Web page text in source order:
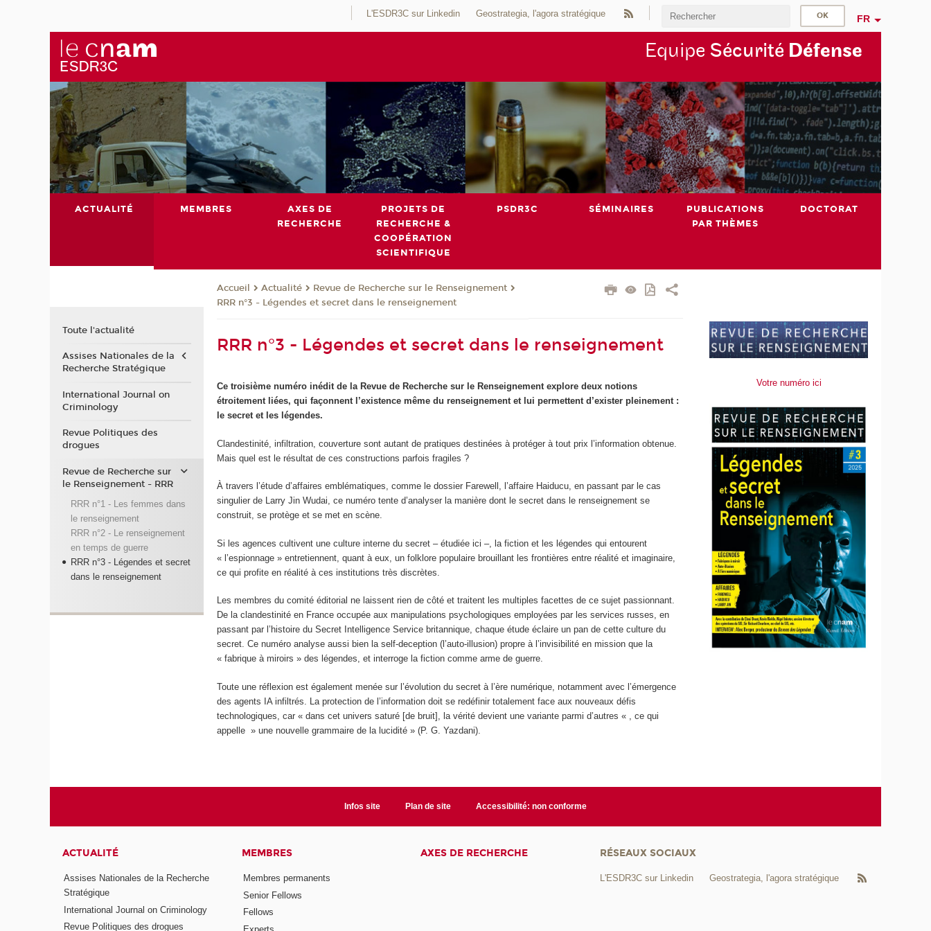
L'ESDR3C sur Linkedin Geostrategia, l'agora stratégique FR
Equipe Sécurité Défense
ACTUALITÉ MEMBRES
AXES DE
RECHERCHE
PROJETS DE
RECHERCHE &
COOPÉRATION
SCIENTIFIQUE
PSDR3C SÉMINAIRES
PUBLICATIONS
PAR THÈMES
DOCTORAT
Accueil Actualité
Revue de Recherche sur le Renseignement
RRR n°3 - Légendes et secret dans le renseignement
RRR n°3 - Légendes et secret dans le renseignement
Ce troisième numéro inédit de la Revue de Recherche sur le Renseignement explore deux notions
étroitement liées, qui façonnent l’existence même du renseignement et lui permettent d’exister pleinement :
le secret et les légendes.
Clandestinité, infiltration, couverture sont autant de pratiques destinées à protéger à tout prix l’information obtenue.
Mais quel est le résultat de ces constructions parfois fragiles ?
À travers l’étude d’affaires emblématiques, comme le dossier Farewell, l’affaire Haiducu, en passant par le cas
singulier de Larry Jin Wudai, ce numéro tente d’analyser la manière dont le secret dans le renseignement se
construit, se protège et se met en scène.
Si les agences cultivent une culture interne du secret – étudiée ici –, la fiction et les légendes qui entourent
« l’espionnage » entretiennent, quant à eux, un folklore populaire brouillant les frontières entre réalité et imaginaire,
ce qui profite en réalité à ces institutions très discrètes.
Les membres du comité éditorial ne laissent rien de côté et traitent les multiples facettes de ce sujet passionnant.
De la clandestinité en France occupée aux manipulations psychologiques employées par les services russes, en
passant par l’histoire du Secret Intelligence Service britannique, chaque étude éclaire un pan de cette culture du
secret. Ce numéro analyse aussi bien la self-deception (l’auto-illusion) propre à l’invisibilité en mission que la
« fabrique à miroirs » des légendes, et interroge la fiction comme arme de guerre.
Toute une réflexion est également menée sur l’évolution du secret à l’ère numérique, notamment avec l’émergence
des agents IA infiltrés. La protection de l’information doit se redéfinir totalement face aux nouveaux défis
technologiques, car « dans cet univers saturé [de bruit], la vérité devient une variante parmi d’autres « , ce qui
appelle » une nouvelle grammaire de la lucidité » (P. G. Yazdani).
Votre numéro ici
Toute l'actualité
Assises Nationales de la
Recherche Stratégique
International Journal on
Criminology
Revue Politiques des
drogues
Revue de Recherche sur
le Renseignement - RRR
RRR n°1 - Les femmes dans
le renseignement
RRR n°2 - Le renseignement
en temps de guerre
RRR n°3 - Légendes et secret
dans le renseignement
Infos site Plan de site Accessibilité: non conforme
ACTUALITÉ
Assises Nationales de la Recherche
Stratégique
International Journal on Criminology
Revue Politiques des drogues
MEMBRES
Membres permanents
Senior Fellows
Fellows
AXES DE RECHERCHE RÉSEAUX SOCIAUX
L'ESDR3C sur Linkedin Geostrategia, l'agora stratégique